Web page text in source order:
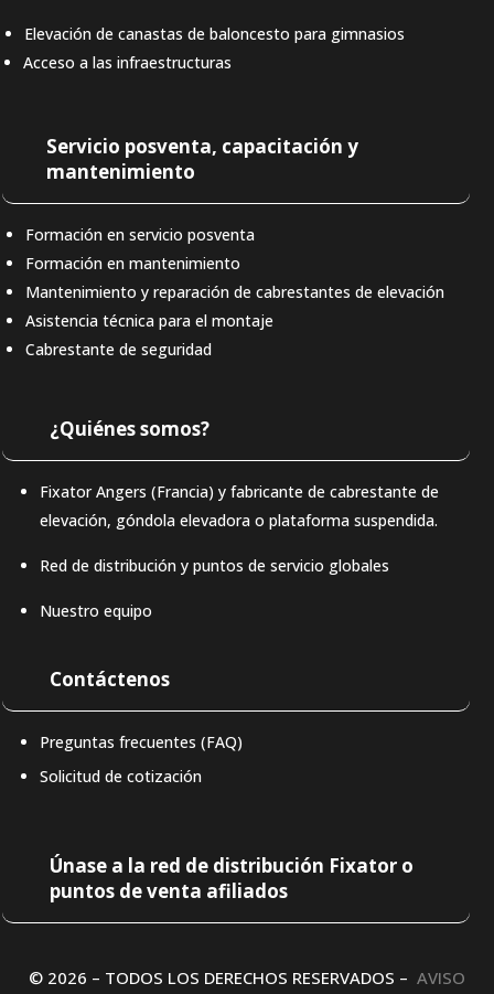
Elevación de canastas de baloncesto para gimnasios
Acceso a las infraestructuras
Servicio posventa, capacitación y
mantenimiento
Formación en servicio posventa
Formación en mantenimiento
Mantenimiento y reparación de cabrestantes de elevación
Asistencia técnica para el montaje
Cabrestante de seguridad
¿Quiénes somos?
Fixator Angers (Francia) y fabricante de cabrestante de
elevación, góndola elevadora o plataforma suspendida.
Red de distribución y puntos de servicio globales
Nuestro equipo
Contáctenos
Preguntas frecuentes (FAQ)
Solicitud de cotización
Únase a la red de distribución Fixator o
puntos de venta afiliados
© 2026 – TODOS LOS DERECHOS RESERVADOS – AVISO
EN
IT
DE